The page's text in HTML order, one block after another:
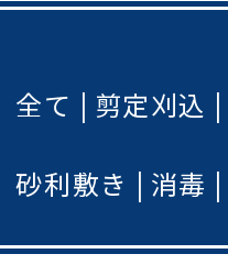
全て 剪定刈込
砂利敷き 消毒